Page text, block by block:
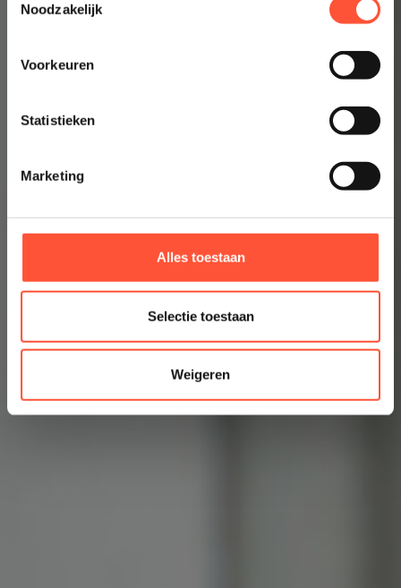
Noodzakelijk
Voorkeuren
Statistieken
Marketing
Alles toestaan
Selectie toestaan
Weigeren